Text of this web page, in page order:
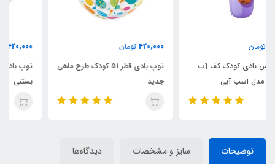
420,000
توپ بادی قطر 51 کودک طرح ماهی
جدید
420,000
توضیحات سایز و مشخصات دیدگاه‌ها